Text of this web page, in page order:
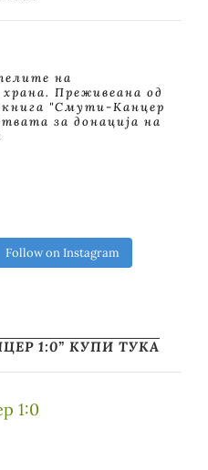
на
храна. Преживеана од
"Смути-Канцер
за донација на
Follow on Instagram
1:0” КУПИ ТУКА